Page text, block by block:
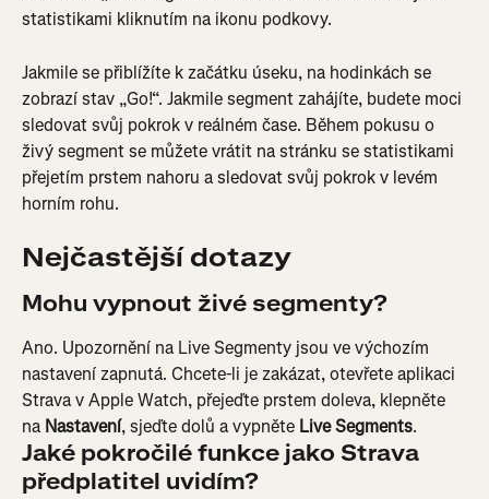
statistikami kliknutím na ikonu podkovy.
Jakmile se přiblížíte k začátku úseku, na hodinkách se
zobrazí stav „Go!“. Jakmile segment zahájíte, budete moci
sledovat svůj pokrok v reálném čase. Během pokusu o
živý segment se můžete vrátit na stránku se statistikami
přejetím prstem nahoru a sledovat svůj pokrok v levém
horním rohu.
Nejčastější dotazy
Mohu vypnout živé segmenty?
Ano. Upozornění na Live Segmenty jsou ve výchozím
nastavení zapnutá. Chcete-li je zakázat, otevřete aplikaci
Strava v Apple Watch, přejeďte prstem doleva, klepněte
na Nastavení, sjeďte dolů a vypněte Live Segments.
Jaké pokročilé funkce jako Strava
předplatitel uvidím?